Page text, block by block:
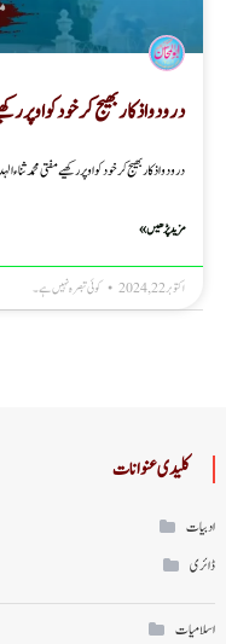
درود و اذکار بھیج کر خود کو اوپر
درود و اذکار بھیج کر خود کو اوپر رکھیے مفتی محمد
مزید پڑھیں »
اکتوبر 22, 2024 کوئی تبصرہ نہیں ہے۔
کلیدی عنوانات
ادبیات
ڈائری
اسلامیات